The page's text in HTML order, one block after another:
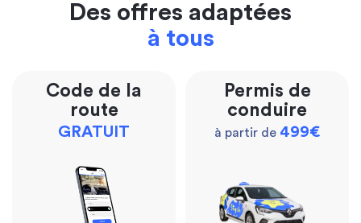
Des offres adaptées
à tous
Code de la
route
GRATUIT
Permis de
conduire
à partir de 499€